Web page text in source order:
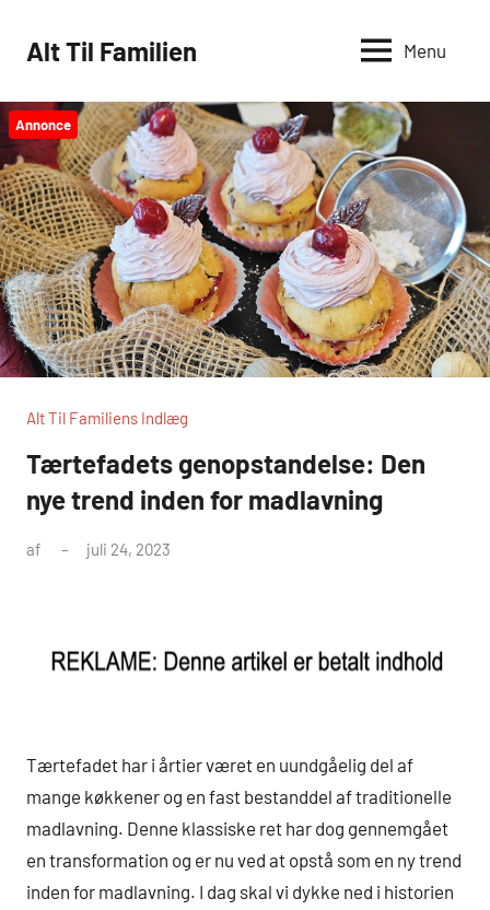
Alt Til Familien Menu
Annonce
Alt Til Familiens Indlæg
Tærtefadets genopstandelse: Den
nye trend inden for madlavning
af juli 24, 2023
Tærtefadet har i årtier været en uundgåelig del af
mange køkkener og en fast bestanddel af traditionelle
madlavning. Denne klassiske ret har dog gennemgået
en transformation og er nu ved at opstå som en ny trend
inden for madlavning. I dag skal vi dykke ned i historien